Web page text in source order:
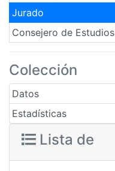
Jurado
Consejero de Estudios
Colección
Datos
Estadísticas
Lista de